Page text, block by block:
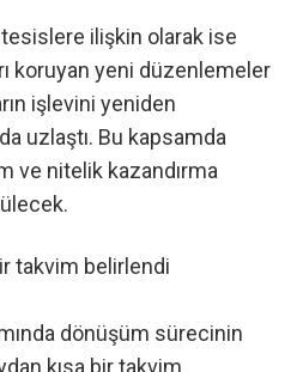
ilişkin olarak ise
koruyan yeni düzenlemeler
işlevini yeniden
uzlaştı. Bu kapsamda
ve nitelik kazandırma
takvim belirlendi
dönüşüm sürecinin
kısa bir takvim